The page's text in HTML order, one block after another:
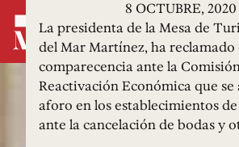
8 OCTUBRE, 2020
La presidenta de la Mesa de
del Mar Martínez, ha
comparecencia ante la
Reactivación Económica que se
aforo en los establecimientos
ante la cancelación de bodas y